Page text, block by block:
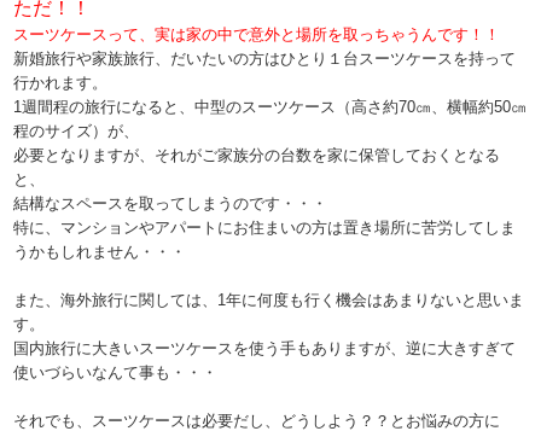
ただ！！
スーツケースって、実は家の中で意外と場所を取っちゃうんです！！
新婚旅行や家族旅行、だいたいの方はひとり１台スーツケースを持って
行かれます。
1週間程の旅行になると、中型のスーツケース（高さ約70㎝、横幅約50㎝
程のサイズ）が、
必要となりますが、それがご家族分の台数を家に保管しておくとなる
と、
結構なスペースを取ってしまうのです・・・
特に、マンションやアパートにお住まいの方は置き場所に苦労してしま
うかもしれません・・・
また、海外旅行に関しては、1年に何度も行く機会はあまりないと思いま
す。
国内旅行に大きいスーツケースを使う手もありますが、逆に大きすぎて
使いづらいなんて事も・・・
それでも、スーツケースは必要だし、どうしよう？？とお悩みの方に